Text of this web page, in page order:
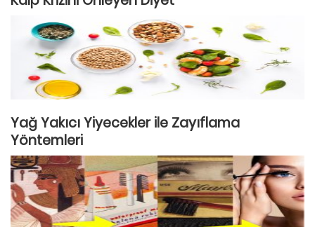
Yağ Yakıcı Yiyecekler ile Zayıflama
Yöntemleri